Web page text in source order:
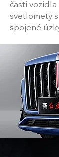
časti
svetlomety
spojené